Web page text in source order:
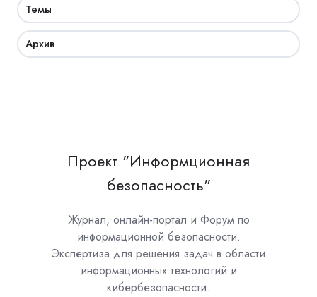
Темы
Архив
Проект "Информционная
безопасность"
Журнал, онлайн-портал и Форум по
информационной безопасности.
Экспертиза для решения задач в области
информационных технологий и
кибербезопасности.